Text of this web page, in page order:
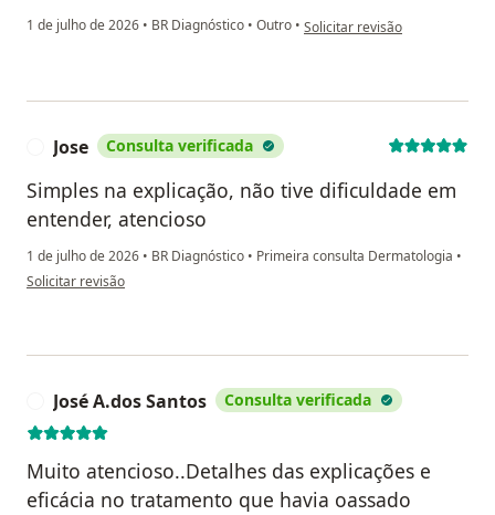
1 de julho de 2026 • BR Diagnóstico • Outro • na opinião do utilizador Nancy
Solicitar revisão
Jose Consulta verificada
Simples na explicação, não tive dificuldade em
entender, atencioso
1 de julho de 2026 • BR Diagnóstico • Primeira consulta Dermatologia •
na opinião do utilizador Jose
Solicitar revisão
José A.dos Santos Consulta verificada
Muito atencioso..Detalhes das explicações e
eficácia no tratamento que havia oassado